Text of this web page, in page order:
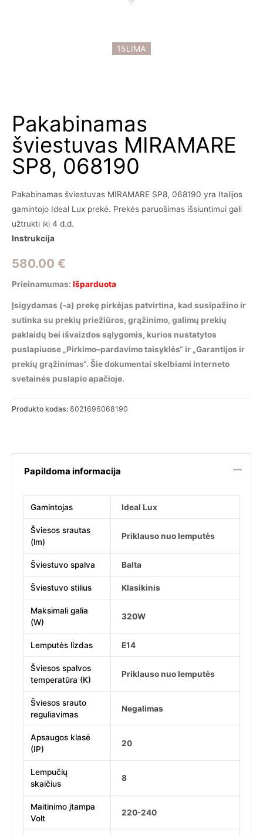
15LIMA
Pakabinamas
šviestuvas MIRAMARE
SP8, 068190
Pakabinamas šviestuvas MIRAMARE SP8, 068190 yra Italijos
gamintojo Ideal Lux prekė. Prekės paruošimas išsiuntimui gali
užtrukti iki 4 d.d.
Instrukcija
580.00 €
Prieinamumas: Išparduota
Įsigydamas (-a) prekę pirkėjas patvirtina, kad susipažino ir
sutinka su prekių priežiūros, grąžinimo, galimų prekių
paklaidų bei išvaizdos sąlygomis, kurios nustatytos
puslapiuose „Pirkimo–pardavimo taisyklės“ ir „Garantijos ir
prekių grąžinimas“. Šie dokumentai skelbiami interneto
svetainės puslapio apačioje.
Produkto kodas: 8021696068190
Papildoma informacija
Gamintojas Ideal Lux
Šviesos srautas
(lm)
Priklauso nuo lemputės
Šviestuvo spalva Balta
Šviestuvo stilius Klasikinis
Maksimali galia
(W)
320W
Lemputės lizdas E14
Šviesos spalvos
temperatūra (K)
Priklauso nuo lemputės
Šviesos srauto
reguliavimas
Negalimas
Apsaugos klasė
(IP)
20
Lempučių
skaičius
8
Maitinimo įtampa
Volt
220-240